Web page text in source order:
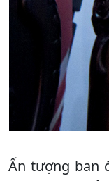
Ấn tượng ban